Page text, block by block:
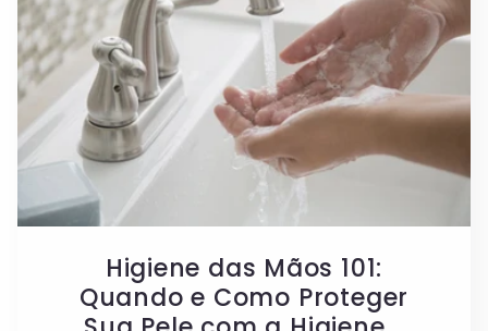
Higiene das Mãos 101:
Quando e Como Proteger